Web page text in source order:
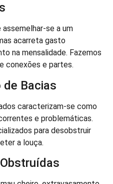
se a um
acarreta gasto
na mensalidade. Fazemos
conexões e partes.
Bacias
caracterizam-se como
e problemáticas.
para desobstruir
a louça.